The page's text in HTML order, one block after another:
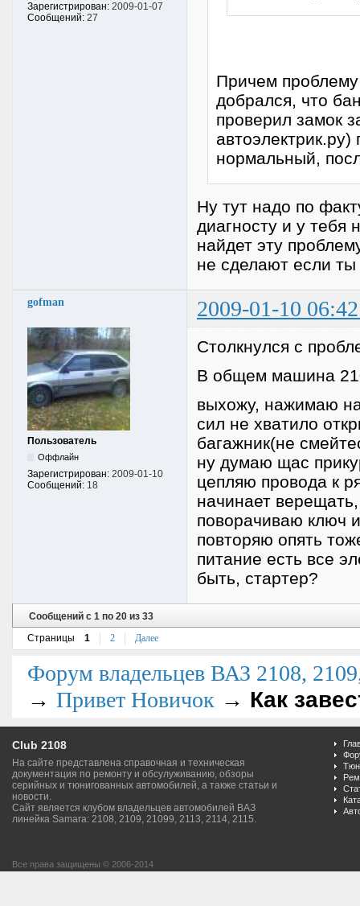
Зарегистрирован: 2009-01-07
Сообщений: 27
Причем проблему
добрался, что
проверил замок
нормальный,
Ну тут надо по
диагносту и у тебя
найдет эту
не сделают если
gofman 2009-01-10
Пользователь
Оффлайн
Зарегистрирован: 2009-01-10
Сообщений: 18
Столкнулся с
В общем машина
выхожу, нажимаю
сил не хватило
багажник(не
ну думаю щас
цепляю провода к
начинает
поворачиваю ключ
повторяю опять
питание есть все
быть, стартер?
Сообщений с 1 по 20 из 33
Страницы
1 2 Далее
Форум владельцев ВАЗ 2108,
→ Привет Новичок → Как
Club 2108
На сайте представлена справочная и техническая
документация по ремонту и обсулуживанию, обзоры
серийных и тюнигованных автомобилей, а также статьи и
новости.
Сайт является клубом владельцев автомобилей ВАЗ
линейка Samara: 2108, 2109, 21099, 2113, 2114, 2115.
Все права защищены © 2006-2014